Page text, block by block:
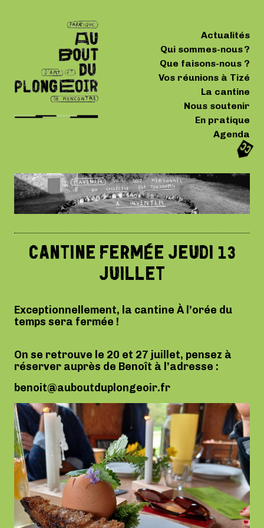
Actualités
Qui sommes-nous ?
Que faisons-nous ?
Vos réunions à Tizé
La cantine
Nous soutenir
En pratique
Agenda
CANTINE FERMÉE JEUDI 13
JUILLET
Exceptionnellement, la cantine À l’orée du
temps sera fermée !
On se retrouve le 20 et 27 juillet, pensez à
réserver auprès de Benoît à l’adresse :
benoit@auboutduplongeoir.fr